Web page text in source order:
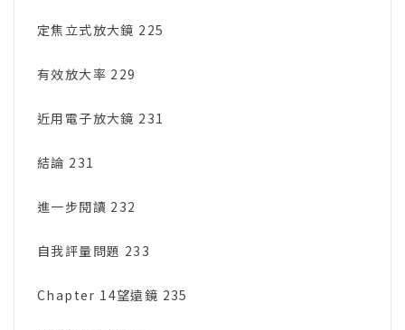
定焦立式放大鏡 225
有效放大率 229
近用電子放大鏡 231
結論 231
進一步閱讀 232
自我評量問題 233
Chapter 14望遠鏡 235